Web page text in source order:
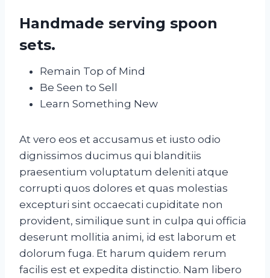
Handmade serving spoon
sets.
Remain Top of Mind
Be Seen to Sell
Learn Something New
At vero eos et accusamus et iusto odio
dignissimos ducimus qui blanditiis
praesentium voluptatum deleniti atque
corrupti quos dolores et quas molestias
excepturi sint occaecati cupiditate non
provident, similique sunt in culpa qui officia
deserunt mollitia animi, id est laborum et
dolorum fuga. Et harum quidem rerum
facilis est et expedita distinctio. Nam libero